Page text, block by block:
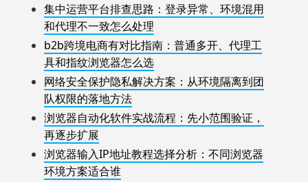
集中运营平台排查思路：登录异常、环境混用
和代理不一致怎么处理
b2b跨境电商有对比指南：普通多开、代理工
具和指纹浏览器怎么选
网络安全保护隐私解决方案：从环境隔离到团
队权限的落地方法
浏览器自动化软件实战流程：先小范围验证，
再逐步扩展
浏览器输入IP地址教程选择分析：不同浏览器
环境方案适合谁